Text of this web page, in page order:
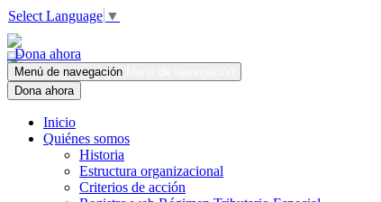
Select Language ▼
Dona ahora
Menú de navegación
Dona ahora
Inicio
Quiénes somos
Historia
Estructura organizacional
Criterios de acción